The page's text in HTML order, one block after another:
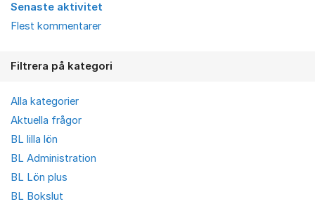
Senaste aktivitet
Flest kommentarer
Filtrera på kategori
Alla kategorier
Aktuella frågor
BL lilla lön
BL Administration
BL Lön plus
BL Bokslut